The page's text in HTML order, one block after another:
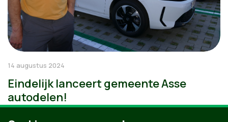
14 augustus 2024
Eindelijk lanceert gemeente Asse
autodelen!